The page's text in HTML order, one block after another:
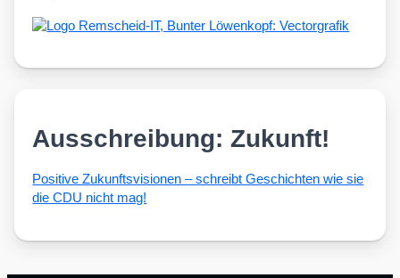
Ausschreibung: Zukunft!
Posi­ti­ve Zukunfts­vi­sio­nen – schreibt Geschich­ten wie sie
die CDU nicht mag!